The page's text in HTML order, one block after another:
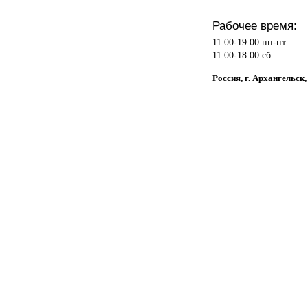
Рабочее время:
11:00-19:00 пн-пт
11:00-18:00 сб
Россия, г.